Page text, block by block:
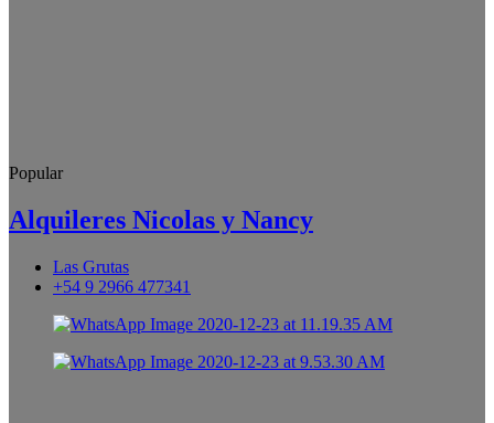
Popular
Alquileres Nicolas y Nancy
Las Grutas
+54 9 2966 477341